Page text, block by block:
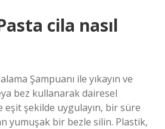
cila nasıl
Şampuanı ile yıkayın ve
bez kullanarak dairesel
eşit şekilde uygulayın, bir süre
yumuşak bir bezle silin. Plastik,